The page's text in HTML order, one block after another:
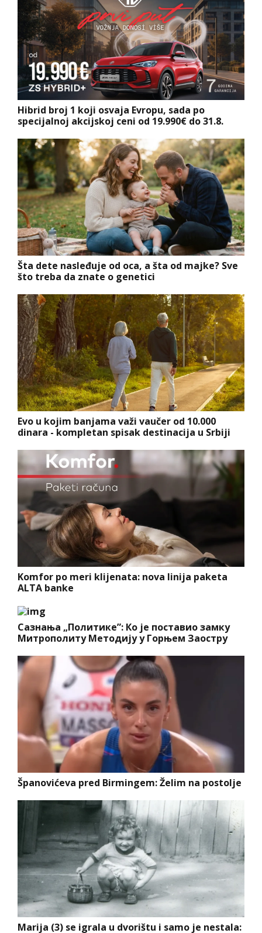
Hibrid broj 1 koji osvaja Evropu, sada po
specijalnoj akcijskoj ceni od 19.990€ do 31.8.
Šta dete nasleđuje od oca, a šta od majke? Sve
što treba da znate o genetici
Evo u kojim banjama važi vaučer od 10.000
dinara - kompletan spisak destinacija u Srbiji
Komfor po meri klijenata: nova linija paketa
ALTA banke
Сазнања „Политике”: Ко је поставио замку
Митрополиту Методију у Горњем Заостру
Španovićeva pred Birmingem: Želim na postolje
Marija (3) se igrala u dvorištu i samo je nestala: